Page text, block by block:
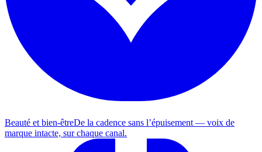
Beauté et bien-êtreDe la cadence sans l’épuisement — voix de
marque intacte, sur chaque canal.